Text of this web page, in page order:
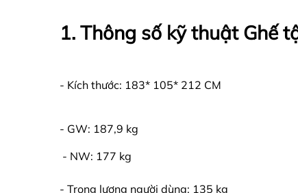
1. Thông số kỹ thuật Ghế
- Kích thước: 183* 105* 212 CM
- GW: 187,9 kg
- NW: 177 kg
- Trọng lượng người dùng: 135 kg